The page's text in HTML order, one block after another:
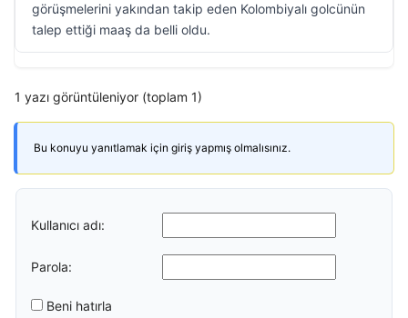
görüşmelerini yakından takip eden Kolombiyalı golcünün
talep ettiği maaş da belli oldu.
1 yazı görüntüleniyor (toplam 1)
Bu konuyu yanıtlamak için giriş yapmış olmalısınız.
Kullanıcı adı:
Parola:
Beni hatırla